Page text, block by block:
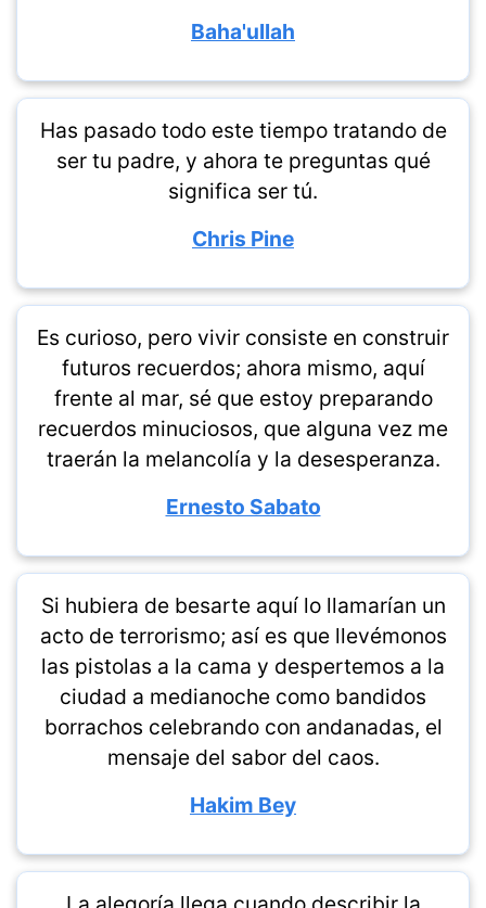
Baha'ullah
Has pasado todo este tiempo tratando de
ser tu padre, y ahora te preguntas qué
significa ser tú.
Chris Pine
Es curioso, pero vivir consiste en construir
futuros recuerdos; ahora mismo, aquí
frente al mar, sé que estoy preparando
recuerdos minuciosos, que alguna vez me
traerán la melancolía y la desesperanza.
Ernesto Sabato
Si hubiera de besarte aquí lo llamarían un
acto de terrorismo; así es que llevémonos
las pistolas a la cama y despertemos a la
ciudad a medianoche como bandidos
borrachos celebrando con andanadas, el
mensaje del sabor del caos.
Hakim Bey